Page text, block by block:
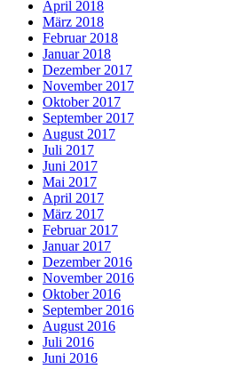
April 2018
März 2018
Februar 2018
Januar 2018
Dezember 2017
November 2017
Oktober 2017
September 2017
August 2017
Juli 2017
Juni 2017
Mai 2017
April 2017
März 2017
Februar 2017
Januar 2017
Dezember 2016
November 2016
Oktober 2016
September 2016
August 2016
Juli 2016
Juni 2016